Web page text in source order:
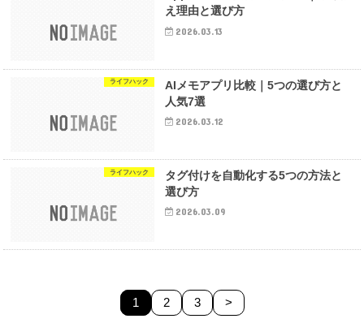
え理由と選び方
2026.03.13
ライフハック
AIメモアプリ比較｜5つの選び方と
人気7選
2026.03.12
ライフハック
タグ付けを自動化する5つの方法と
選び方
2026.03.09
1 2 3 >